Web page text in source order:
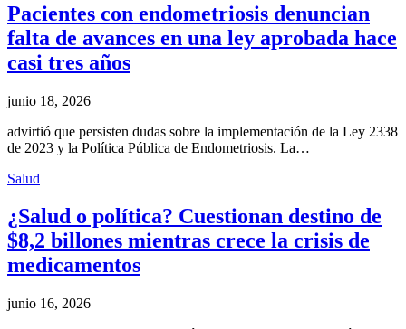
Pacientes con endometriosis denuncian
falta de avances en una ley aprobada hace
casi tres años
junio 18, 2026
advirtió que persisten dudas sobre la implementación de la Ley 2338
de 2023 y la Política Pública de Endometriosis. La…
Salud
¿Salud o política? Cuestionan destino de
$8,2 billones mientras crece la crisis de
medicamentos
junio 16, 2026